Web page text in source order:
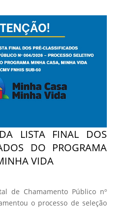
LISTA FINAL DOS
DO PROGRAMA
VIDA
de Chamamento Público nº
o processo de seleção